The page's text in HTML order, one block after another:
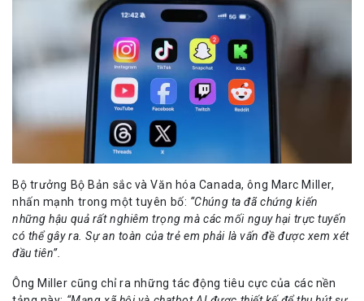
Bộ trưởng Bộ Bản sắc và Văn hóa Canada, ông Marc Miller,
nhấn mạnh trong một tuyên bố: “Chúng ta đã chứng kiến
những hậu quả rất nghiêm trọng mà các mối nguy hại trực tuyến
có thể gây ra. Sự an toàn của trẻ em phải là vấn đề được xem xét
đầu tiên”.
Ông Miller cũng chỉ ra những tác động tiêu cực của các nền